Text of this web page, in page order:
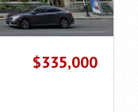
$335,000